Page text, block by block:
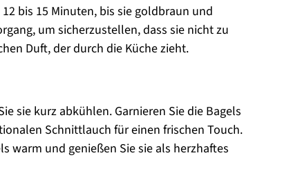
bis 15 Minuten, bis sie goldbraun und
um sicherzustellen, dass sie nicht zu
Duft, der durch die Küche zieht.
sie kurz abkühlen. Garnieren Sie die Bagels
Schnittlauch für einen frischen Touch.
warm und genießen Sie sie als herzhaftes